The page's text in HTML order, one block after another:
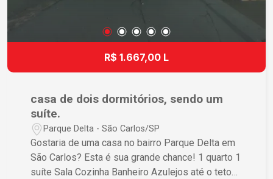
R$ 1.667,00 L
casa de dois dormitórios, sendo um
suíte.
Parque Delta - São Carlos/SP
Gostaria de uma casa no bairro Parque Delta em
São Carlos? Esta é sua grande chance! 1 quarto 1
suíte Sala Cozinha Banheiro Azulejos até o teto